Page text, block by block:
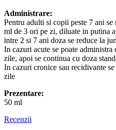
Administrare:
Pentru adulti si copii peste 7 ani se
ml de 3 ori pe zi, diluate in putina
intre 2 si 7 ani doza se reduce la
In cazuri acute se poate
zile, apoi se continua cu doza
In cazuri cronice sau recidivante
zile
Prezentare:
50 ml
Recenzii